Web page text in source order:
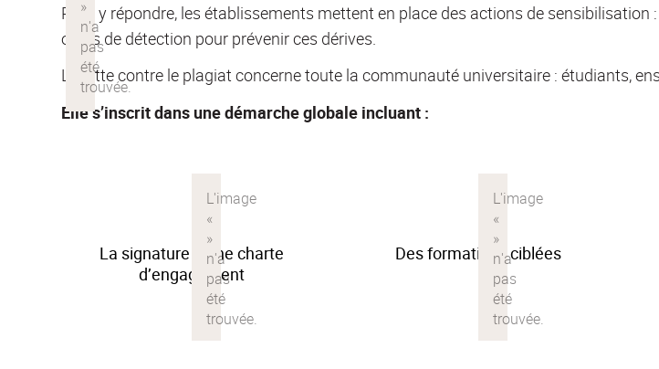
Pour y répondre, les établissements mettent en place des actions de
outils de détection pour prévenir ces dérives.
La lutte contre le plagiat concerne toute la communauté universitaire : étudiants,
Elle s’inscrit dans une démarche globale incluant :
La signature d’une charte
d’engagement
Des formations ciblées